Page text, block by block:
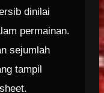
dinilai
permainan.
sejumlah
tampil